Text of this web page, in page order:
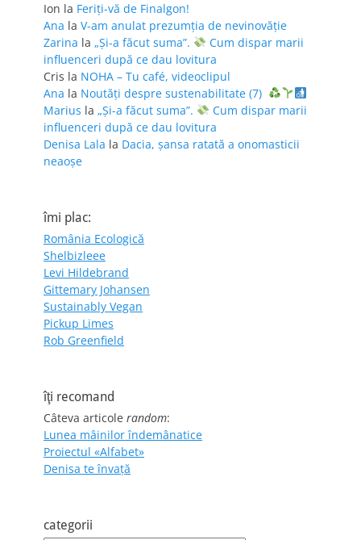
Ion la Feriţi-vă de Finalgon!
Ana la V-am anulat prezumția de nevinovăție
Zarina la „Și-a făcut suma”.
Cum dispar marii
influenceri după ce dau lovitura
Cris la NOHA – Tu café, videoclipul
Ana la Noutăți despre sustenabilitate (7)
Marius la „Și-a făcut suma”.
Cum dispar marii
influenceri după ce dau lovitura
Denisa Lala la Dacia, șansa ratată a onomasticii
neaoșe
îmi plac:
România Ecologică
Shelbizleee
Levi Hildebrand
Gittemary Johansen
Sustainably Vegan
Pickup Limes
Rob Greenfield
îţi recomand
Câteva articole random:
Lunea mâinilor îndemânatice
Proiectul «Alfabet»
Denisa te învaţă
categorii